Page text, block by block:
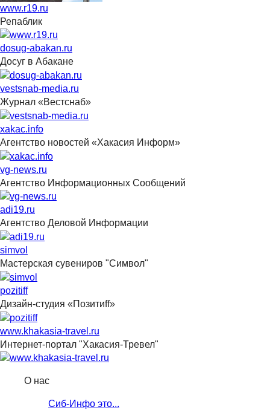
www.r19.ru
Репаблик
dosug-abakan.ru
Досуг в Абакане
vestsnab-media.ru
Журнал «Вестснаб»
xakac.info
Агентство новостей «Хакасия Информ»
vg-news.ru
Агентство Информационных Сообщений
adi19.ru
Агентство Деловой Информации
simvol
Мастерская сувениров "Символ"
pozitiff
Дизайн-студия «Позитиff»
www.khakasia-travel.ru
Интернет-портал "Хакасия-Тревел"
О нас
Сиб-Инфо это...